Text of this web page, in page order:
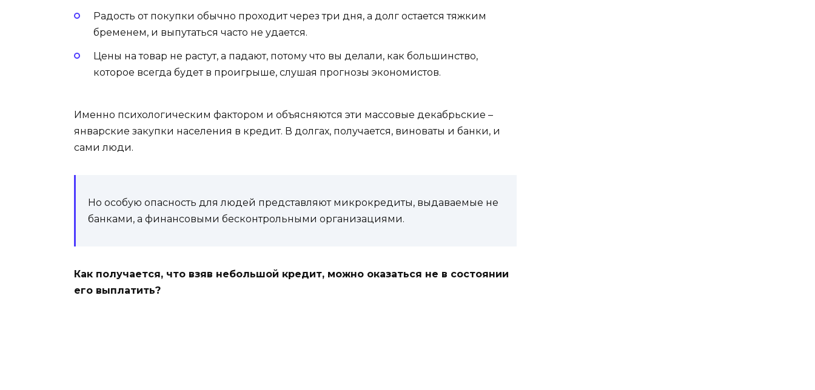
Радость от покупки обычно проходит через три дня, а долг остается тяжким
бременем, и выпутаться часто не удается.
Цены на товар не растут, а падают, потому что вы делали, как большинство,
которое всегда будет в проигрыше, слушая прогнозы экономистов.
Именно психологическим фактором и объясняются эти массовые декабрьские –
январские закупки населения в кредит. В долгах, получается, виноваты и банки, и
сами люди.
Но особую опасность для людей представляют микрокредиты, выдаваемые не
банками, а финансовыми бесконтрольными организациями.
Как получается, что взяв небольшой кредит, можно оказаться не в состоянии
его выплатить?